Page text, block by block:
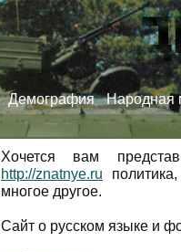
Демография
Народная
Хочется вам
http://znatnye.ru
многое другое.
Сайт о русском языке и